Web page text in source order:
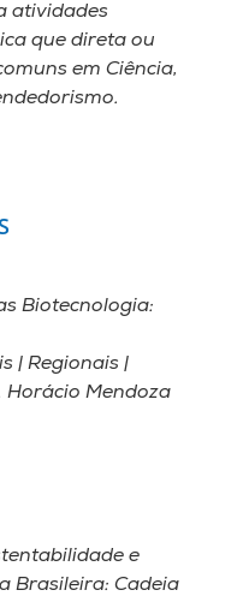
atividades
que direta ou
em Ciência,
Biotecnologia:
| Regionais |
Horácio Mendoza
e
Brasileira: Cadeia